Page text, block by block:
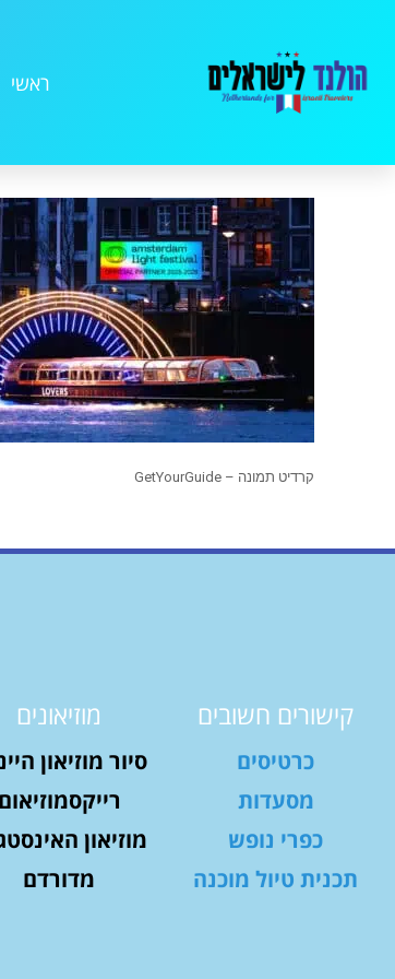
ראשי
קרדיט תמונה – GetYourGuide
קישורים חשובים
כרטיסים
מסעדות
כפרי נופש
תכנית טיול מוכנה
מוזיאונים
סיור מוזיאון
רייקסמוזיאום
מוזיאון
מדורדם